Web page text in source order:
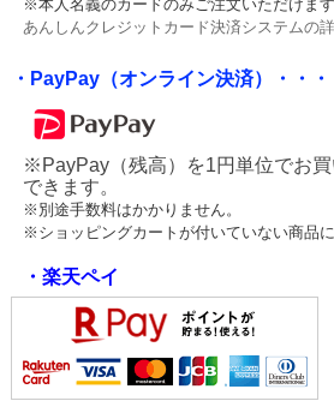
※本人名義のカードのみご注文いただけます
あんしんクレジットカード決済システムの
・PayPay（オンライン決済）・・・
※PayPay（残高）を1円単位でお
できます。
※別途手数料はかかりません。
※ショッピングカートが付いていない商品に
・楽天ペイ